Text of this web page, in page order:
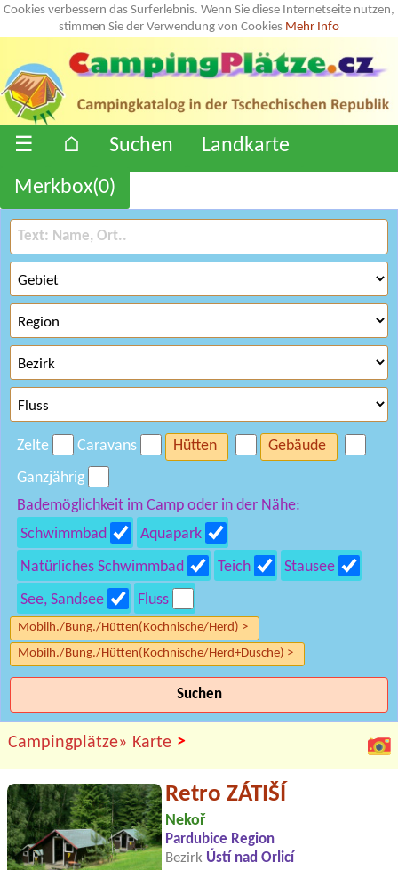
Cookies verbessern das Surferlebnis. Wenn Sie diese Internetseite nutzen,
stimmen Sie der Verwendung von Cookies Mehr Info
☰ ⌂ Suchen
Landkarte
Merkbox(0)
Zelte Caravans Hütten
Gebäude
Ganzjährig
Bademöglichkeit im Camp oder in der Nähe:
Schwimmbad
Aquapark
Natürliches Schwimmbad
Teich
Stausee
See, Sandsee
Fluss
Mobilh./Bung./Hütten(Kochnische/Herd) >
Mobilh./Bung./Hütten(Kochnische/Herd+Dusche) >
Suchen
Campingplätze» Karte >
Retro ZÁTIŠÍ
Nekoř
Pardubice Region
Bezirk Ústí nad Orlicí